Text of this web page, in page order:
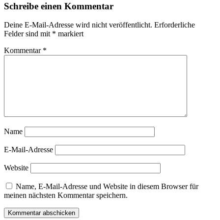
Schreibe einen Kommentar
Deine E-Mail-Adresse wird nicht veröffentlicht. Erforderliche
Felder sind mit * markiert
Kommentar *
Name
E-Mail-Adresse
Website
Name, E-Mail-Adresse und Website in diesem Browser für
meinen nächsten Kommentar speichern.